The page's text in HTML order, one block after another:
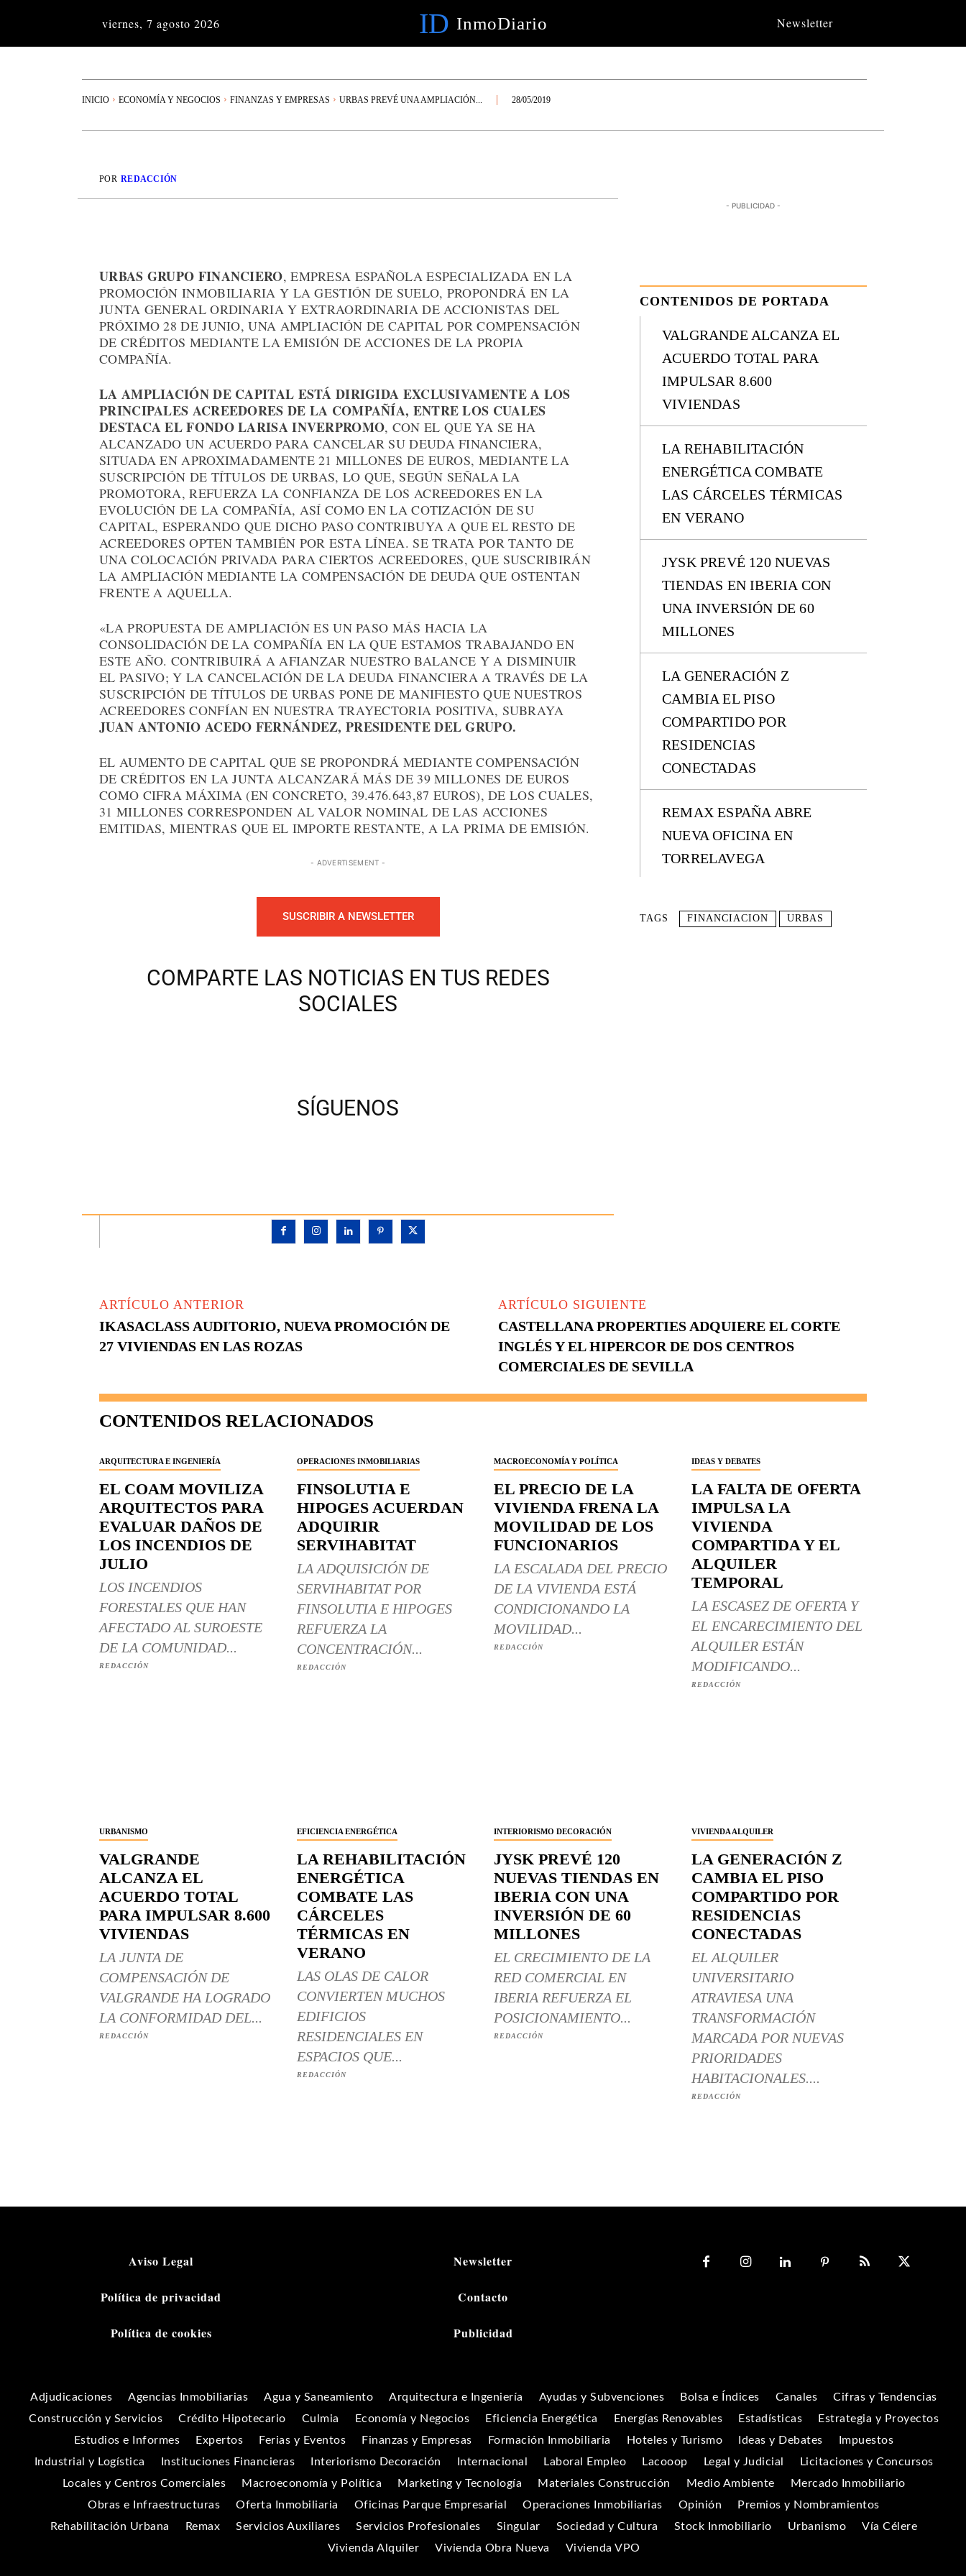
viernes, 7 agosto 2026 ID InmoDiario Newsletter
INICIO ECONOMÍA Y NEGOCIOS FINANZAS Y EMPRESAS URBAS PREVÉ UNA AMPLIACIÓN... 28/05/2019
POR REDACCIÓN
URBAS GRUPO FINANCIERO, EMPRESA ESPAÑOLA ESPECIALIZADA EN LA
PROMOCIÓN INMOBILIARIA Y LA GESTIÓN DE SUELO, PROPONDRÁ EN LA
JUNTA GENERAL ORDINARIA Y EXTRAORDINARIA DE ACCIONISTAS DEL
PRÓXIMO 28 DE JUNIO, UNA AMPLIACIÓN DE CAPITAL POR COMPENSACIÓN
DE CRÉDITOS MEDIANTE LA EMISIÓN DE ACCIONES DE LA PROPIA
COMPAÑÍA.
LA AMPLIACIÓN DE CAPITAL ESTÁ DIRIGIDA EXCLUSIVAMENTE A LOS
PRINCIPALES ACREEDORES DE LA COMPAÑÍA, ENTRE LOS CUALES
DESTACA EL FONDO LARISA INVERPROMO, CON EL QUE YA SE HA
ALCANZADO UN ACUERDO PARA CANCELAR SU DEUDA FINANCIERA,
SITUADA EN APROXIMADAMENTE 21 MILLONES DE EUROS, MEDIANTE LA
SUSCRIPCIÓN DE TÍTULOS DE URBAS, LO QUE, SEGÚN SEÑALA LA
PROMOTORA, REFUERZA LA CONFIANZA DE LOS ACREEDORES EN LA
EVOLUCIÓN DE LA COMPAÑÍA, ASÍ COMO EN LA COTIZACIÓN DE SU
CAPITAL, ESPERANDO QUE DICHO PASO CONTRIBUYA A QUE EL RESTO DE
ACREEDORES OPTEN TAMBIÉN POR ESTA LÍNEA. SE TRATA POR TANTO DE
UNA COLOCACIÓN PRIVADA PARA CIERTOS ACREEDORES, QUE SUSCRIBIRÁN
LA AMPLIACIÓN MEDIANTE LA COMPENSACIÓN DE DEUDA QUE OSTENTAN
FRENTE A AQUELLA.
«LA PROPUESTA DE AMPLIACIÓN ES UN PASO MÁS HACIA LA
CONSOLIDACIÓN DE LA COMPAÑÍA EN LA QUE ESTAMOS TRABAJANDO EN
ESTE AÑO. CONTRIBUIRÁ A AFIANZAR NUESTRO BALANCE Y A DISMINUIR
EL PASIVO; Y LA CANCELACIÓN DE LA DEUDA FINANCIERA A TRAVÉS DE LA
SUSCRIPCIÓN DE TÍTULOS DE URBAS PONE DE MANIFIESTO QUE NUESTROS
ACREEDORES CONFÍAN EN NUESTRA TRAYECTORIA POSITIVA, SUBRAYA
JUAN ANTONIO ACEDO FERNÁNDEZ, PRESIDENTE DEL GRUPO.
EL AUMENTO DE CAPITAL QUE SE PROPONDRÁ MEDIANTE COMPENSACIÓN
DE CRÉDITOS EN LA JUNTA ALCANZARÁ MÁS DE 39 MILLONES DE EUROS
COMO CIFRA MÁXIMA (EN CONCRETO, 39.476.643,87 EUROS), DE LOS CUALES,
31 MILLONES CORRESPONDEN AL VALOR NOMINAL DE LAS ACCIONES
EMITIDAS, MIENTRAS QUE EL IMPORTE RESTANTE, A LA PRIMA DE EMISIÓN.
- ADVERTISEMENT -
SUSCRIBIR A NEWSLETTER
COMPARTE LAS NOTICIAS EN TUS REDES
SOCIALES
SÍGUENOS
- PUBLICIDAD -
CONTENIDOS DE PORTADA
VALGRANDE ALCANZA EL
ACUERDO TOTAL PARA
IMPULSAR 8.600
VIVIENDAS
LA REHABILITACIÓN
ENERGÉTICA COMBATE
LAS CÁRCELES TÉRMICAS
EN VERANO
JYSK PREVÉ 120 NUEVAS
TIENDAS EN IBERIA CON
UNA INVERSIÓN DE 60
MILLONES
LA GENERACIÓN Z
CAMBIA EL PISO
COMPARTIDO POR
RESIDENCIAS
CONECTADAS
REMAX ESPAÑA ABRE
NUEVA OFICINA EN
TORRELAVEGA
TAGS FINANCIACION URBAS
ARTÍCULO ANTERIOR
IKASACLASS AUDITORIO, NUEVA PROMOCIÓN DE
27 VIVIENDAS EN LAS ROZAS
ARTÍCULO SIGUIENTE
CASTELLANA PROPERTIES ADQUIERE EL CORTE
INGLÉS Y EL HIPERCOR DE DOS CENTROS
COMERCIALES DE SEVILLA
CONTENIDOS RELACIONADOS
ARQUITECTURA E INGENIERÍA
EL COAM MOVILIZA
ARQUITECTOS PARA
EVALUAR DAÑOS DE
LOS INCENDIOS DE
JULIO
LOS INCENDIOS
FORESTALES QUE HAN
AFECTADO AL SUROESTE
DE LA COMUNIDAD...
REDACCIÓN
OPERACIONES INMOBILIARIAS
FINSOLUTIA E
HIPOGES ACUERDAN
ADQUIRIR
SERVIHABITAT
LA ADQUISICIÓN DE
SERVIHABITAT POR
FINSOLUTIA E HIPOGES
REFUERZA LA
CONCENTRACIÓN...
REDACCIÓN
MACROECONOMÍA Y POLÍTICA
EL PRECIO DE LA
VIVIENDA FRENA LA
MOVILIDAD DE LOS
FUNCIONARIOS
LA ESCALADA DEL PRECIO
DE LA VIVIENDA ESTÁ
CONDICIONANDO LA
MOVILIDAD...
REDACCIÓN
IDEAS Y DEBATES
LA FALTA DE OFERTA
IMPULSA LA
VIVIENDA
COMPARTIDA Y EL
ALQUILER
TEMPORAL
LA ESCASEZ DE OFERTA Y
EL ENCARECIMIENTO DEL
ALQUILER ESTÁN
MODIFICANDO...
REDACCIÓN
URBANISMO
VALGRANDE
ALCANZA EL
ACUERDO TOTAL
PARA IMPULSAR 8.600
VIVIENDAS
LA JUNTA DE
COMPENSACIÓN DE
VALGRANDE HA LOGRADO
LA CONFORMIDAD DEL...
REDACCIÓN
EFICIENCIA ENERGÉTICA
LA REHABILITACIÓN
ENERGÉTICA
COMBATE LAS
CÁRCELES
TÉRMICAS EN
VERANO
LAS OLAS DE CALOR
CONVIERTEN MUCHOS
EDIFICIOS
RESIDENCIALES EN
ESPACIOS QUE...
REDACCIÓN
INTERIORISMO DECORACIÓN
JYSK PREVÉ 120
NUEVAS TIENDAS EN
IBERIA CON UNA
INVERSIÓN DE 60
MILLONES
EL CRECIMIENTO DE LA
RED COMERCIAL EN
IBERIA REFUERZA EL
POSICIONAMIENTO...
REDACCIÓN
VIVIENDA ALQUILER
LA GENERACIÓN Z
CAMBIA EL PISO
COMPARTIDO POR
RESIDENCIAS
CONECTADAS
EL ALQUILER
UNIVERSITARIO
ATRAVIESA UNA
TRANSFORMACIÓN
MARCADA POR NUEVAS
PRIORIDADES
HABITACIONALES....
REDACCIÓN
Aviso Legal
Política de privacidad
Política de cookies
Newsletter
Contacto
Publicidad
Adjudicaciones Agencias Inmobiliarias Agua y Saneamiento Arquitectura e Ingeniería Ayudas y Subvenciones Bolsa e Índices Canales
Cifras y Tendencias
Construcción y Servicios
Crédito Hipotecario Culmia Economía y Negocios Eficiencia Energética Energías Renovables Estadísticas
Estrategia y Proyectos
Estudios e Informes
Expertos Ferias y Eventos Finanzas y Empresas Formación Inmobiliaria Hoteles y Turismo Ideas y Debates
Impuestos
Industrial y Logística
Instituciones Financieras Interiorismo Decoración Internacional Laboral Empleo Lacooop Legal y Judicial
Licitaciones y Concursos
Locales y Centros Comerciales
Macroeconomía y Política Marketing y Tecnología Materiales Construcción Medio Ambiente
Mercado Inmobiliario
Obras e Infraestructuras
Oferta Inmobiliaria Oficinas Parque Empresarial Operaciones Inmobiliarias Opinión
Premios y Nombramientos
Rehabilitación Urbana
Remax Servicios Auxiliares Servicios Profesionales Singular Sociedad y Cultura Stock Inmobiliario Urbanismo
Vía Célere
Vivienda Alquiler
Vivienda Obra Nueva Vivienda VPO